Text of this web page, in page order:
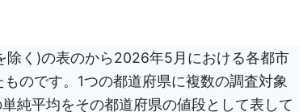
除く)の表のから2026年5月における各都市
のです。1つの都道府県に複数の調査対象
純平均をその都道府県の値段として表して